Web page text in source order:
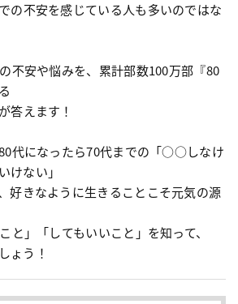
の不安を感じている人も多いのではな
不安や悩みを、累計部数100万部『80
答えます！
代になったら70代までの「○○しなけ
ない」
好きなように生きることこそ元気の源
と」「してもいいこと」を知って、
ょう！